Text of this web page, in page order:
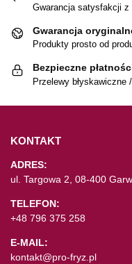
Gwarancja satysfakcji z
Gwarancja
Produkty prosto od
Bezpieczne
Przelewy błyskawiczne
KONTAKT
ADRES:
ul. Targowa 2, 08-400
TELEFON:
+48 796 375 258
E-MAIL:
kontakt@pro-fryz.pl